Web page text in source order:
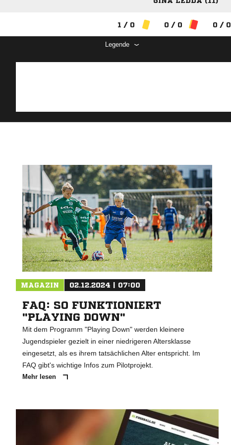
1 / 0 0 / 0 0 / 0
Legende
MAGAZIN 02.12.2024 | 07:00
FAQ: SO FUNKTIONIERT
"PLAYING DOWN"
Mit dem Programm "Playing Down" werden kleinere
Jugendspieler gezielt in einer niedrigeren Altersklasse
eingesetzt, als es ihrem tatsächlichen Alter entspricht. Im
FAQ gibt's wichtige Infos zum Pilotprojekt.
Mehr lesen